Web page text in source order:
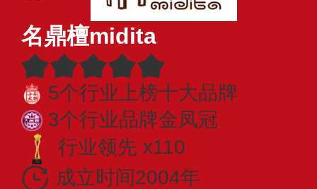
名鼎檀midita
5个行业上榜十大品牌
3个行业品牌金凤冠
行业领先 x110
成立时间2004年